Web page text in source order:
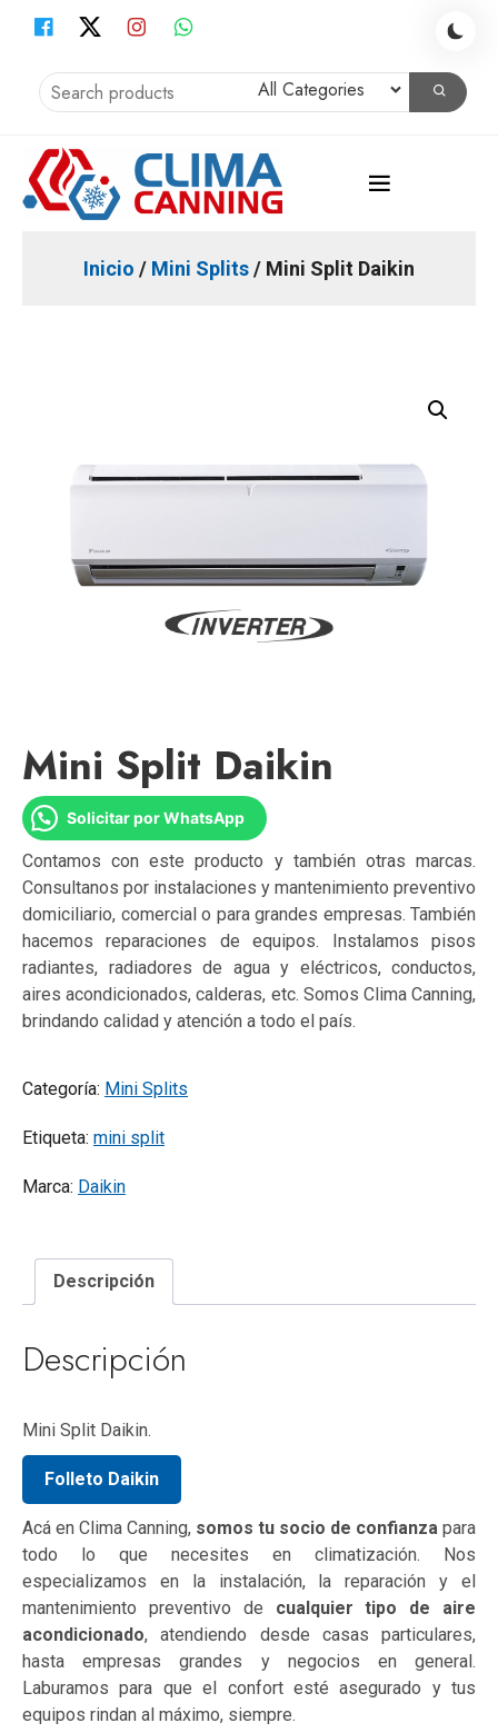
Inicio / Mini Splits/ Mini Split Daikin
Mini Split Daikin
Solicitar por WhatsApp
Contamos con este producto y también otras marcas.
Consultanos por instalaciones y mantenimiento preventivo
domiciliario, comercial o para grandes empresas. También
hacemos reparaciones de equipos. Instalamos pisos
radiantes, radiadores de agua y eléctricos, conductos,
aires acondicionados, calderas, etc. Somos Clima Canning,
brindando calidad y atención a todo el país.
Categoría: Mini Splits
Etiqueta: mini split
Marca: Daikin
Descripción
Descripción
Mini Split Daikin.
Folleto Daikin
Acá en Clima Canning, somos tu socio de confianza para
todo lo que necesites en climatización. Nos
especializamos en la instalación, la reparación y el
mantenimiento preventivo de cualquier tipo de aire
acondicionado, atendiendo desde casas particulares,
hasta empresas grandes y negocios en general.
Laburamos para que el confort esté asegurado y tus
equipos rindan al máximo, siempre.